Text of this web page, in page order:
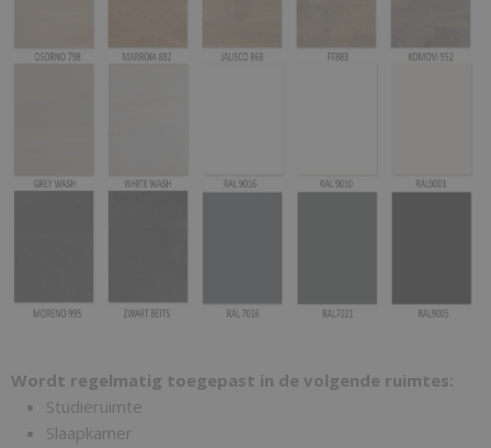
Wordt regelmatig toegepast in de volgende ruimtes:
Studieruimte
Slaapkamer